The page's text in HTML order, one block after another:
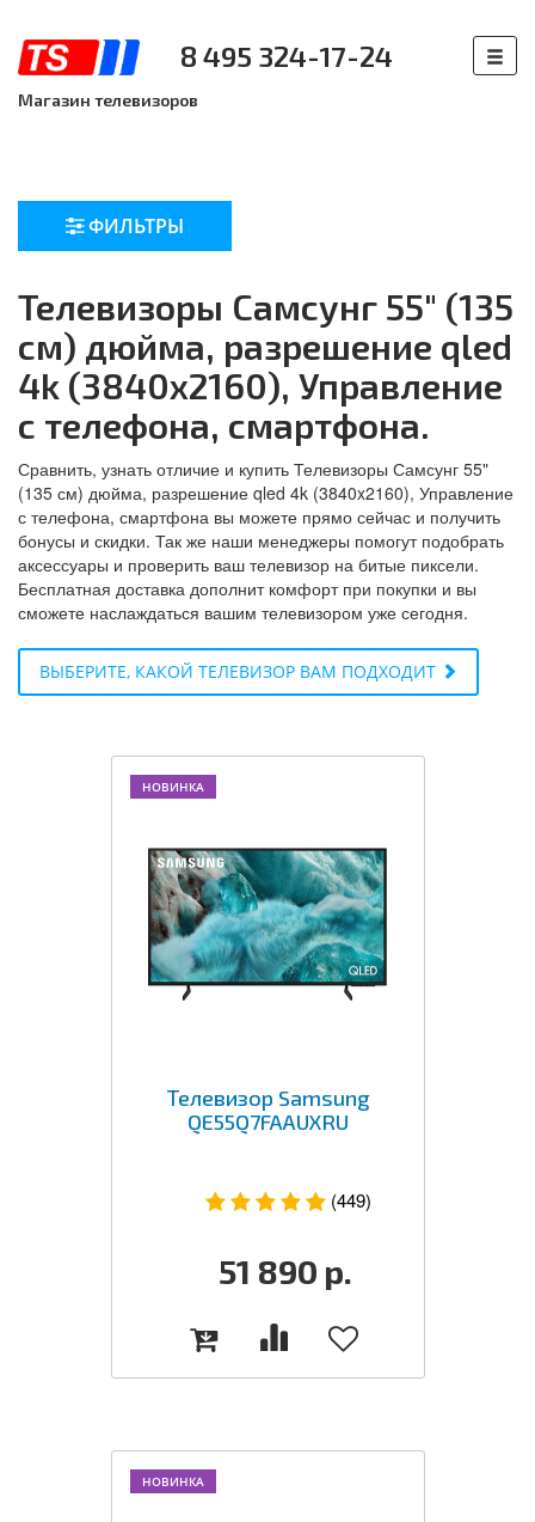
8 495 324-17-24
Магазин телевизоров
ФИЛЬТРЫ
Телевизоры Самсунг 55" (135
см) дюйма, разрешение qled
4k (3840x2160), Управление
с телефона, смартфона.
Сравнить, узнать отличие и купить Телевизоры Самсунг 55"
(135 см) дюйма, разрешение qled 4k (3840x2160), Управление
с телефона, смартфона вы можете прямо сейчас и получить
бонусы и скидки. Так же наши менеджеры помогут подобрать
аксессуары и проверить ваш телевизор на битые пиксели.
Бесплатная доставка дополнит комфорт при покупки и вы
сможете наслаждаться вашим телевизором уже сегодня.
ВЫБЕРИТЕ, КАКОЙ ТЕЛЕВИЗОР ВАМ ПОДХОДИТ
НОВИНКА
Телевизор Samsung
QE55Q7FAAUXRU
(449)
51 890 р.
НОВИНКА